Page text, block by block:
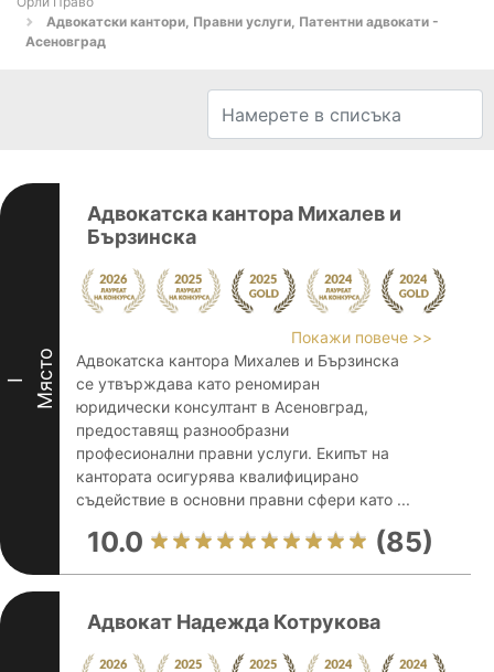
Адвокатски кантори, Правни услуги, Патентни адвокати -
Асеновград
I Място
Адвокатска кантора Михалев и
Бързинска
Покажи повече >>
Адвокатска кантора Михалев и Бързинска
се утвърждава като реномиран
юридически консултант в Асеновград,
предоставящ разнообразни
професионални правни услуги. Екипът на
кантората осигурява квалифицирано
съдействие в основни правни сфери като ...
10.0 (85)
Адвокат Надежда Котрукова